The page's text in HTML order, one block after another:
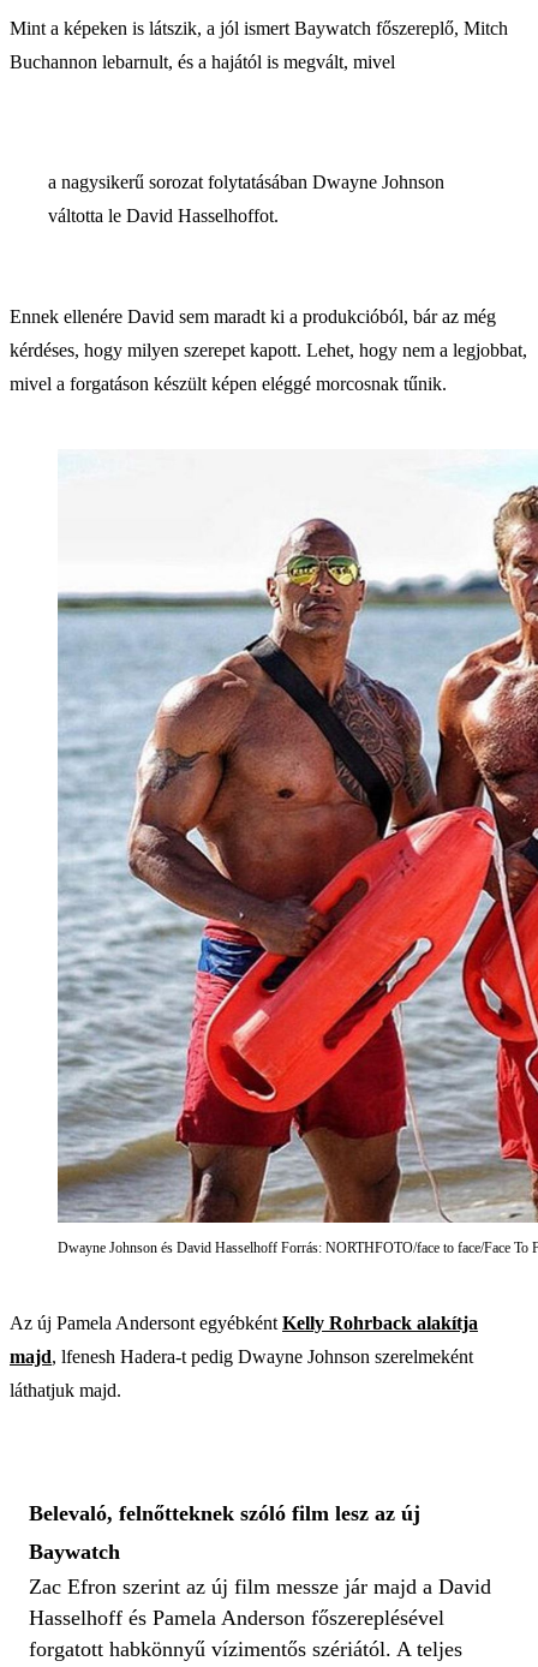
Mint a képeken is látszik, a jól ismert Baywatch főszereplő, Mitch
Buchannon lebarnult, és a hajától is megvált, mivel
a nagysikerű sorozat folytatásában Dwayne Johnson
váltotta le David Hasselhoffot.
Ennek ellenére David sem maradt ki a produkcióból, bár az még
kérdéses, hogy milyen szerepet kapott. Lehet, hogy nem a legjobbat,
mivel a forgatáson készült képen eléggé morcosnak tűnik.
Dwayne Johnson és David Hasselhoff Forrás: NORTHFOTO/face to face/Face To
Az új Pamela Andersont egyébként Kelly Rohrback alakítja
majd, lfenesh Hadera-t pedig Dwayne Johnson szerelmeként
láthatjuk majd.
Belevaló, felnőtteknek szóló film lesz az új
Baywatch
Zac Efron szerint az új film messze jár majd a David
Hasselhoff és Pamela Anderson főszereplésével
forgatott habkönnyű vízimentős szériától. A teljes